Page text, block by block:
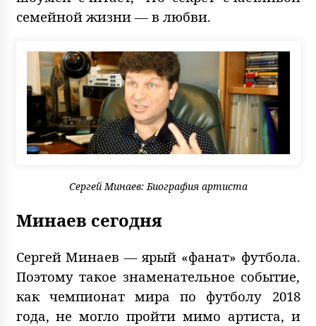
семейной жизни — в любви.
Сергей Минаев: Биография артиста
Минаев сегодня
Сергей Минаев — ярый «фанат» футбола.
Поэтому такое знаменательное событие,
как чемпионат мира по футболу 2018
года, не могло пройти мимо артиста, и